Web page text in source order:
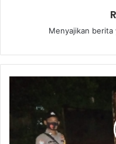
Menyajikan